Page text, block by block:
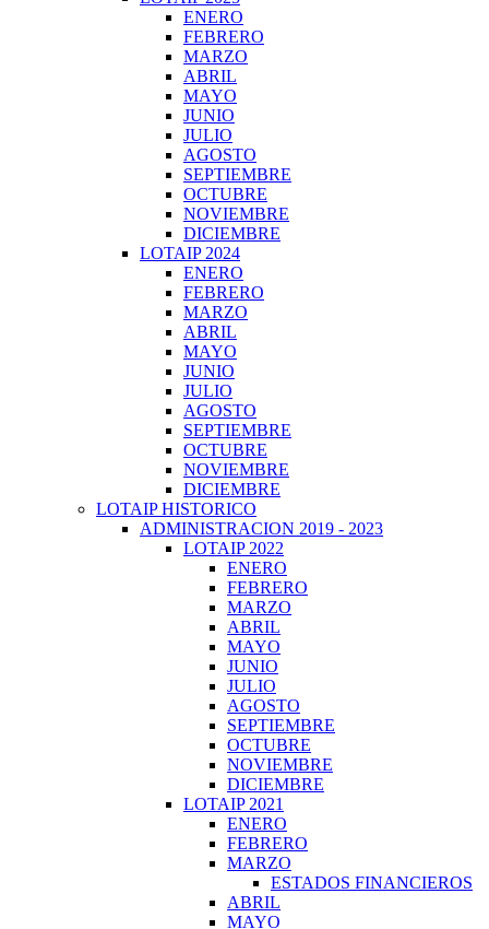
ENERO
FEBRERO
MARZO
ABRIL
MAYO
JUNIO
JULIO
AGOSTO
SEPTIEMBRE
OCTUBRE
NOVIEMBRE
DICIEMBRE
LOTAIP 2024
ENERO
FEBRERO
MARZO
ABRIL
MAYO
JUNIO
JULIO
AGOSTO
SEPTIEMBRE
OCTUBRE
NOVIEMBRE
DICIEMBRE
LOTAIP HISTORICO
ADMINISTRACION 2019 - 2023
LOTAIP 2022
ENERO
FEBRERO
MARZO
ABRIL
MAYO
JUNIO
JULIO
AGOSTO
SEPTIEMBRE
OCTUBRE
NOVIEMBRE
DICIEMBRE
LOTAIP 2021
ENERO
FEBRERO
MARZO
ESTADOS FINANCIEROS
ABRIL
MAYO